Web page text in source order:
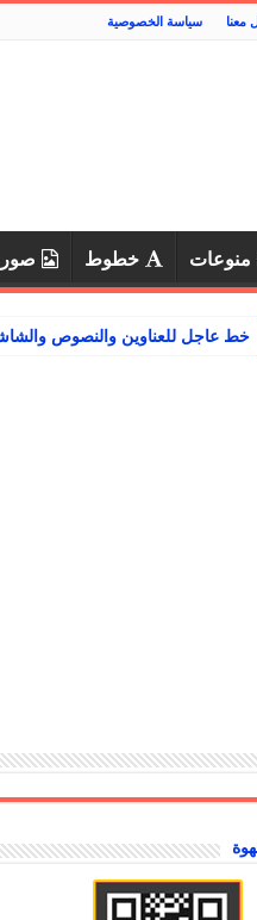
معنا سياسة الخصوصية
منوعات خطوط صور
خط عاجل للعناوين والنصوص